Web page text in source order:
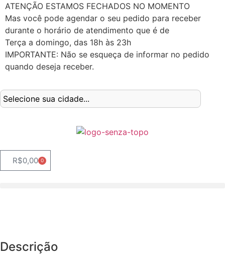
ATENÇÃO ESTAMOS FECHADOS NO MOMENTO
Mas você pode agendar o seu pedido para receber
durante o horário de atendimento que é de
Terça a domingo, das 18h às 23h
IMPORTANTE: Não se esqueça de informar no pedido
quando deseja receber.
R$0,00 0
Descrição